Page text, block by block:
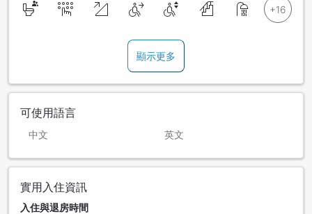
顯示更多
可使用語言
中文 英文
實用入住資訊
入住與退房時間